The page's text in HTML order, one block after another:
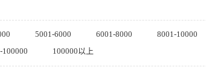
5001-6000 6001-8000 8001-10000
100000 100000以上